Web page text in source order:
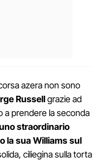
azera non sono
Russellgrazie ad
a prendere la seconda
straordinario
la sua Williams sul
ciliegina sulla torta